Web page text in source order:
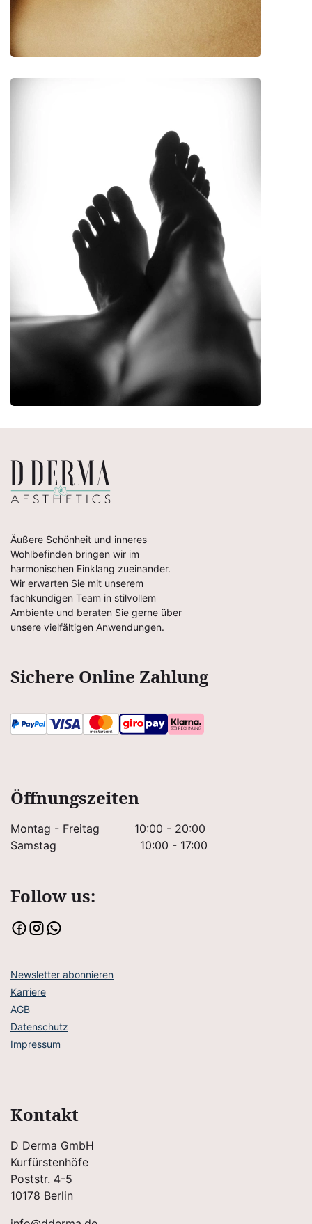
Äußere Schönheit und inneres
Wohlbefinden bringen wir im
harmonischen Einklang zueinander.
Wir erwarten Sie mit unserem
fachkundigen Team in stilvollem
Ambiente und beraten Sie gerne über
unsere vielfältigen Anwendungen.
Sichere Online Zahlung
Öffnungszeiten
Montag - Freitag 10:00 - 20:00
Samstag 10:00 - 17:00
Follow us:
Newsletter abonnieren
Karriere
AGB
Datenschutz
Impressum
Kontakt
D Derma GmbH
Kurfürstenhöfe
Poststr. 4-5
10178 Berlin